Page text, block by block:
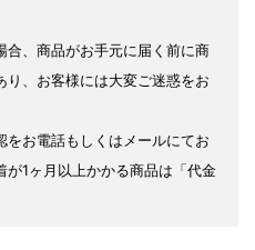
合、商品がお手元に届く前に商
、お客様には大変ご迷惑をお
お電話もしくはメールにてお
1ヶ月以上かかる商品は「代金